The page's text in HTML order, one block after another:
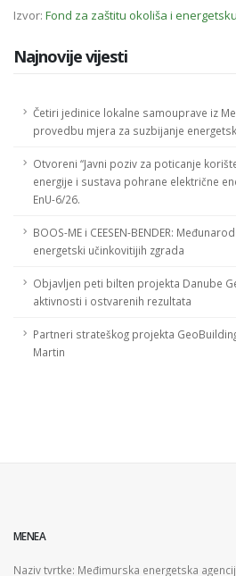
Izvor: Fond za zaštitu okoliša i
Najnovije vijesti
Četiri jedinice lokalne samouprave iz
provedbu mjera za suzbijanje
Otvoreni “Javni poziv za poticanje
energije i sustava pohrane električne
EnU-6/26.
BOOS-ME i CEESEN-BENDER:
energetski učinkovitijih zgrada
Objavljen peti bilten projekta Danube
aktivnosti i ostvarenih rezultata
Partneri strateškog projekta
Martin
MENEA
Naziv tvrtke: Međimurska energetska